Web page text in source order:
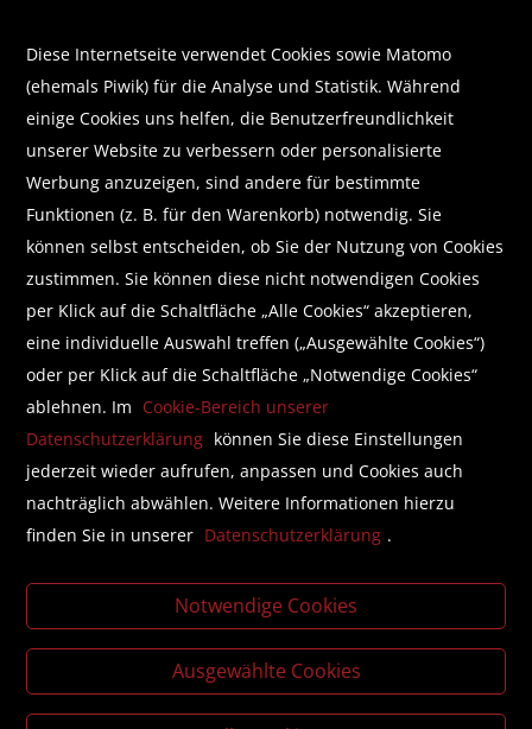
Abonnieren Sie unseren Newsletter
Wir helfen Ihnen beim Finden!
E-Mail:shop@brunnerbuch.at
Telefon:+43 (0) 5578 /75 278
Folgen Sie uns auf Facebook
Literatur beschaffen mit der Buchhandlung Brunner
Individualisierte, unkomplizierte Lösungen für die Buch-
und Zeitschriftenbeschaffung in Ihrem Unternehmen.
Diese Internetseite verwendet Cookies sowie Matomo
(ehemals Piwik) für die Analyse und Statistik. Während
einige Cookies uns helfen, die Benutzerfreundlichkeit
unserer Website zu verbessern oder personalisierte
Werbung anzuzeigen, sind andere für bestimmte
Funktionen (z. B. für den Warenkorb) notwendig. Sie
können selbst entscheiden, ob Sie der Nutzung von Cookies
zustimmen. Sie können diese nicht notwendigen Cookies
per Klick auf die Schaltfläche „Alle Cookies“ akzeptieren,
eine individuelle Auswahl treffen („Ausgewählte Cookies“)
oder per Klick auf die Schaltfläche „Notwendige Cookies“
ablehnen. Im Cookie-Bereich unserer
Datenschutzerklärung können Sie diese Einstellungen
jederzeit wieder aufrufen, anpassen und Cookies auch
nachträglich abwählen. Weitere Informationen hierzu
finden Sie in unserer Datenschutzerklärung .
Notwendige Cookies
Ausgewählte Cookies